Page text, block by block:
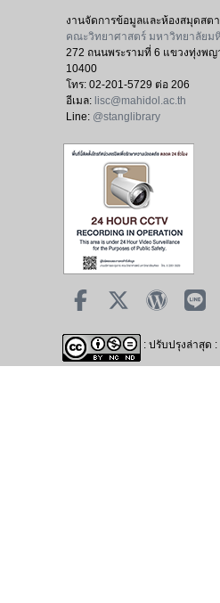
งานจัดการข้อมูลและห้องสมุดสต
คณะวิทยาศาสตร์ มหาวิทยาลัยม
272 ถนนพระรามที่ 6 แขวงทุ่งพญ
10400
โทร: 02-201-5729 ต่อ 206
อีเมล: lisc@mahidol.ac.th
Line: @stanglibrary
: ปรับปรุงล่าสุด